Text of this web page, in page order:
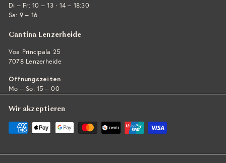
Di – Fr: 10 – 13 · 14 – 18:30
Sa: 9 – 16
Cantina Lenzerheide
Voa Principala 25
7078 Lenzerheide
Öffnungszeiten
Mo – So: 15 – 00
Wir akzeptieren